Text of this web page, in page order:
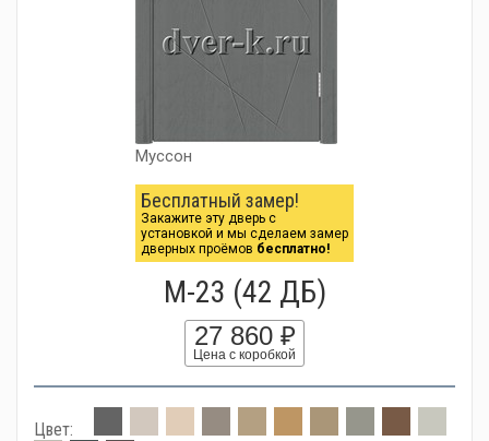
Муссон
Бесплатный замер!
Закажите эту дверь с
установкой и мы сделаем замер
дверных проёмов бесплатно!
М-23 (42 ДБ)
27 860 ₽
Цена с коробкой
Цвет: